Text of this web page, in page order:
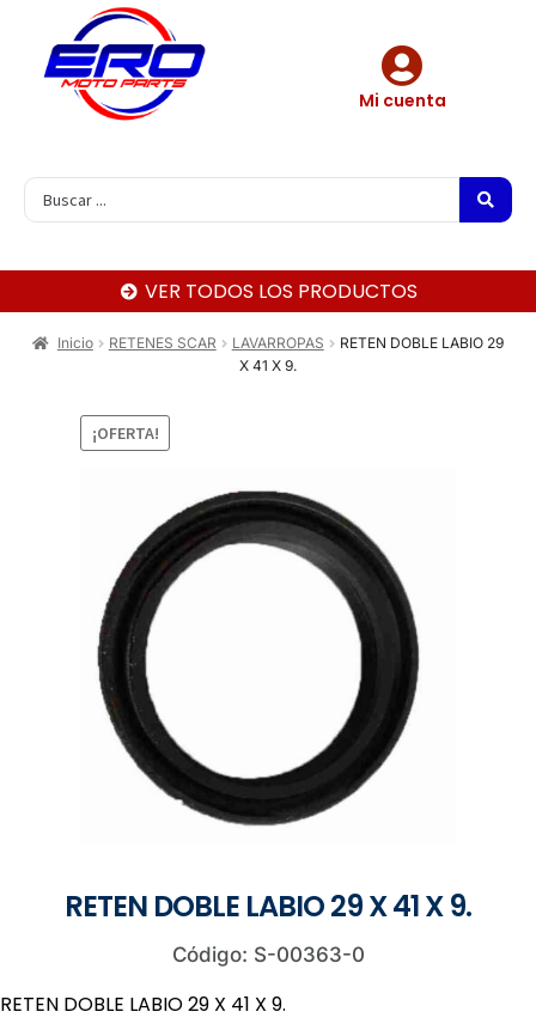
Mi cuenta
VER TODOS LOS PRODUCTOS
Inicio RETENES SCAR LAVARROPAS
RETEN DOBLE LABIO 29
X 41 X 9.
¡OFERTA!
RETEN DOBLE LABIO 29 X 41 X 9.
Código: S-00363-0
RETEN DOBLE LABIO 29 X 41 X 9.